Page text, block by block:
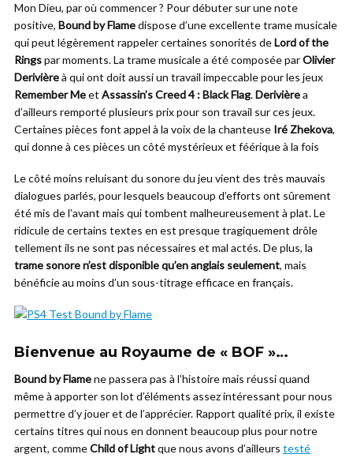
Mon Dieu, par où commencer ? Pour débuter sur une note
positive, Bound by Flamedispose d’une excellente trame musicale
qui peut légèrement rappeler certaines sonorités deLord of the
Ringspar moments. La trame musicale a été composée parOlivier
Derivièreà qui ont doit aussi un travail impeccable pour les jeux
Remember Meet Assassin’s Creed 4 : Black Flag.Derivièrea
d’ailleurs remporté plusieurs prix pour son travail sur ces jeux.
Certaines pièces font appel à la voix de la chanteuse Iré Zhekova,
qui donne à ces pièces un côté mystérieux et féérique à la fois
Le côté moins reluisant du sonore du jeu vient des très mauvais
dialogues parlés, pour lesquels beaucoup d’efforts ont sûrement
été mis de l’avant mais qui tombent malheureusement à plat. Le
ridicule de certains textes en est presque tragiquement drôle
tellement ils ne sont pas nécessaires et mal actés. De plus, la
trame sonore n’est disponible qu’en anglais seulement, mais
bénéficie au moins d’un sous-titrage efficace en français.
Bienvenue au Royaume de « BOF »…
Bound by Flamene passera pas à l’histoire mais réussi quand
même à apporter son lot d’éléments assez intéressant pour nous
permettre d’y jouer et de l’apprécier. Rapport qualité prix, il existe
certains titres qui nous en donnent beaucoup plus pour notre
argent, commeChild of Lightque nous avons d’ailleurs testé